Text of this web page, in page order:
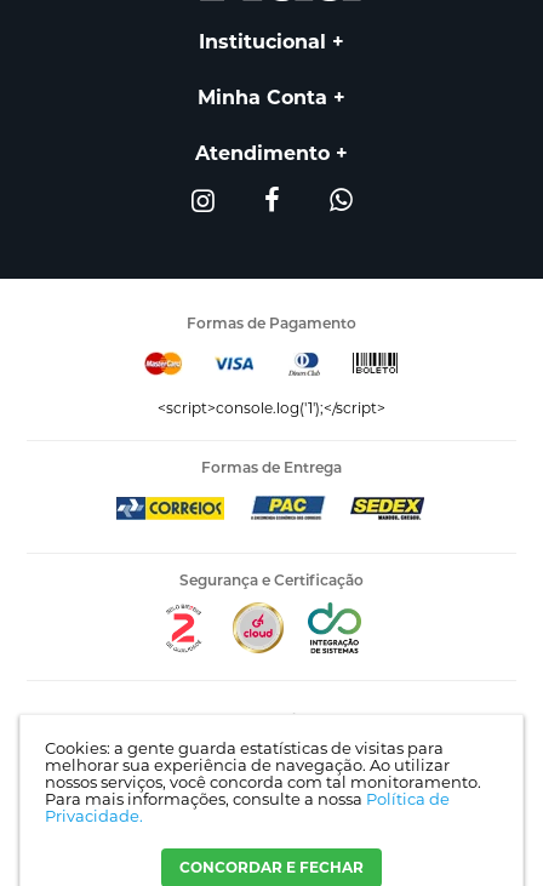
Cookies: a gente guarda estatísticas de visitas para
melhorar sua experiência de navegação. Ao utilizar
nossos serviços, você concorda com tal monitoramento.
Para mais informações, consulte a nossa Política de
Privacidade.
CONCORDAR E FECHAR
Institucional
Minha Conta
Atendimento
Formas de Pagamento
<script>console.log('1');</script>
Formas de Entrega
Segurança e Certificação
Editora Vida LTDA - 53.535.423/0005-04 | AV Recife, 841 -
Guarulhos - SP | CEP 07215-030 |Mapa do site
Crie sua loja virtualcom a melhor empresa de e-commerce do
Brasil.